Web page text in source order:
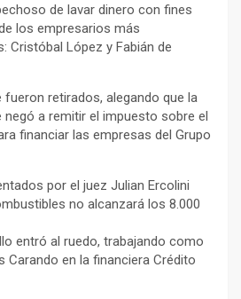
de lavar dinero con fines
los empresarios más
Cristóbal López y Fabián de
retirados, alegando que la
a remitir el impuesto sobre el
financiar las empresas del Grupo
por el juez Julian Ercolini
no alcanzará los 8.000
entró al ruedo, trabajando como
Carando en la financiera Crédito